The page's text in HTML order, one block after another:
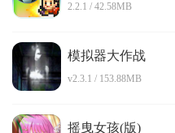
2.2.1 / 42.58MB
模拟器大作战
v2.3.1 / 153.88MB
摇曳女孩(版)